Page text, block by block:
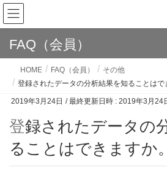
FAQ（会員）
HOME FAQ（会員）
その他
登録されたデータの分析結果を知ることはで
2019年3月24日 / 最終更新日時 : 2019年3月24
登録されたデータの分析結果を知
ることはできますか。